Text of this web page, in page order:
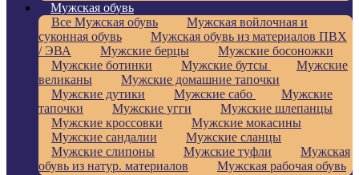
Мужская обувь
Все Мужская обувь
Мужская войлочная и
суконная обувь
Мужская обувь из материалов ПВХ
/ ЭВА
Мужские берцы
Мужские босоножки
Мужские ботинки
Мужские бутсы
Мужские
великаны
Мужские домашние тапочки
Мужские дутики
Мужские сабо
Мужские
тапочки
Мужские угги
Мужские шлепанцы
Мужские кроссовки
Мужские мокасины
Мужские сандалии
Мужские сланцы
Мужские слипоны
Мужские туфли
Мужская
обувь из натур. материалов
Мужская рабочая обувь